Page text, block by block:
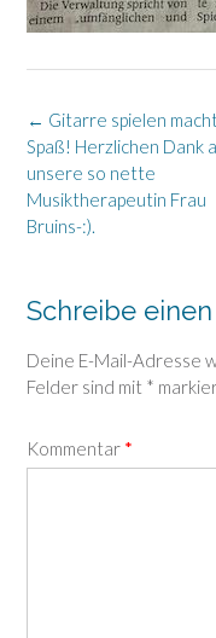
Post
navigation
← Gitarre spielen
Spaß! Herzlichen Dank
unsere so nette
Musiktherapeutin Frau
Bruins-:).
Schreibe
Deine E-Mail-Adresse
Felder sind mit *
Kommentar *